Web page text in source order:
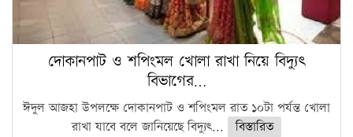
দোকানপাট ও শপিংমল খোলা রাখা নিয়ে বিদ্যুৎ
বিভাগের…
ঈদুল আজহা উপলক্ষে দোকানপাট ও শপিংমল রাত ১০টা পর্যন্ত খোলা
রাখা যাবে বলে জানিয়েছে বিদ্যুৎ...
বিস্তারিত